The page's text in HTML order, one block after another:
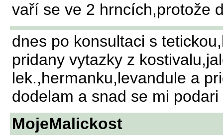
vaří se ve 2 hrncích,protože
dnes po konsultaci s
pridany vytazky z
lek.,hermanku,levandule a
dodelam a snad se mi
MojeMalickost